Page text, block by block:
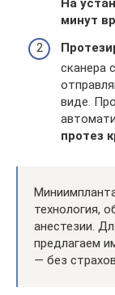
На
минут
сканера
виде.
протез
технология,
анестезии.
предлагаем
— без